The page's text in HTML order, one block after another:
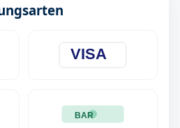
VISA
BAR